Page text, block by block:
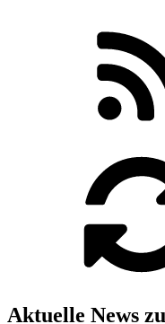
Aktuelle News